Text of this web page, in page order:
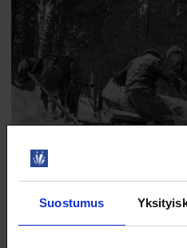
Suostumus